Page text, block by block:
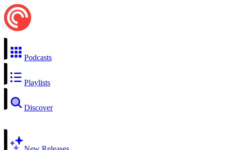
Podcasts
Playlists
Discover